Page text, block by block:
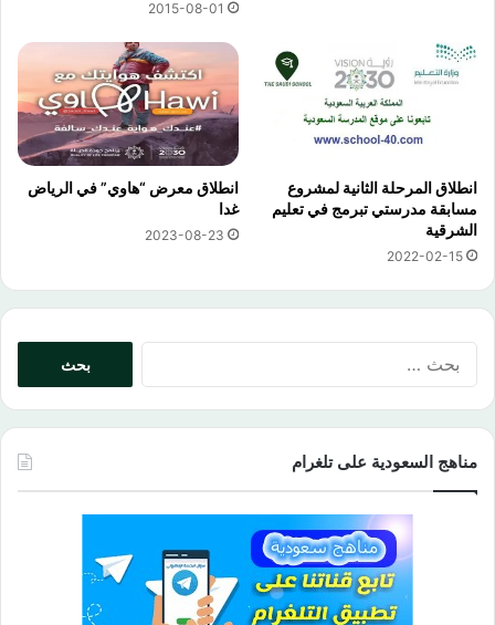
2015-08-01
انطلاق المرحلة الثانية لمشروع
مسابقة مدرستي تبرمج في تعليم
الشرقية
2022-02-15
انطلاق معرض “هاوي” في الرياض
غدا
2023-08-23
مناهج السعودية على تلغرام